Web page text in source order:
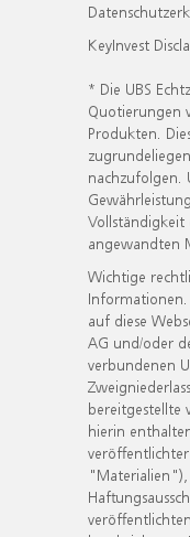
KeyInvest
* Die UBS
Quotierungen
Produkten.
nachzufolgen.
Vollständigkeit
angewandten
Wichtige
auf diese
AG und/oder
verbundenen
bereitgestellte
hierin